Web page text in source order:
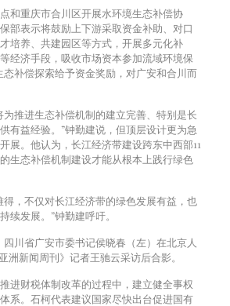
和重庆市合川区开展水环境生态补偿协
部表示将鼓励上下游采取资金补助、对口
培养、共建园区等方式，开展多元化补
经济手段，吸收市场资本参加流域环境保
态补偿探索给予资金奖励，对广安和合川而
为推进生态补偿机制的建立完善、特别是长
有益经验。”钟勤建说，但顶层设计更为急
展。他认为，长江经济带建设跨东中西部11
生态补偿机制建设才能从根本上践行绿色
得，不仅对长江经济带的绿色发展有益，也
续发展。”钟勤建呼吁。
川省广安市委书记侯晓春（左）在北京人
洲新闻周刊》记者王驰云采访后合影。
进财税体制改革的过程中，建立健全事权
系。石柯代表建议国家尽快出台促进国有